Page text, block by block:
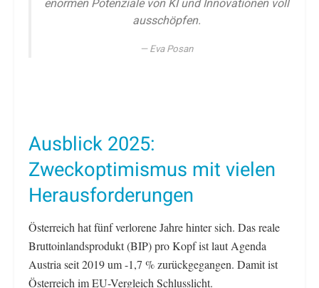
enormen Potenziale von KI und Innovationen voll
ausschöpfen.
Eva Posan
Ausblick 2025:
Zweckoptimismus mit vielen
Herausforderungen
Österreich hat fünf verlorene Jahre hinter sich. Das reale
Bruttoinlandsprodukt (BIP) pro Kopf ist laut Agenda
Austria seit 2019 um -1,7 % zurückgegangen. Damit ist
Österreich im EU-Vergleich Schlusslicht.